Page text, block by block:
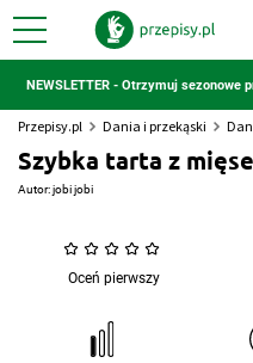
NEWSLETTER - Otrzymuj sezonowe
Przepisy.pl Dania i przekąski
Szybka tarta z
Autor:jobi jobi
Oceń pierwszy